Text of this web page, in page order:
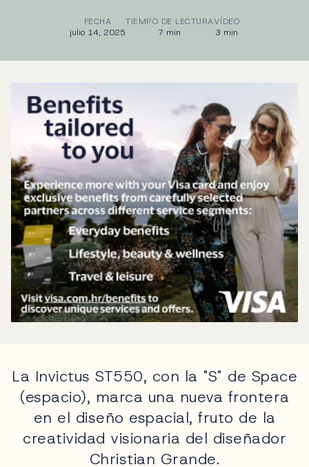
FECHA
julio 14, 2025
TIEMPO DE LECTURA
7 min
VÍDEO
3 min
La Invictus ST550, con la "S" de Space
(espacio), marca una nueva frontera
en el diseño espacial, fruto de la
creatividad visionaria del diseñador
Christian Grande.